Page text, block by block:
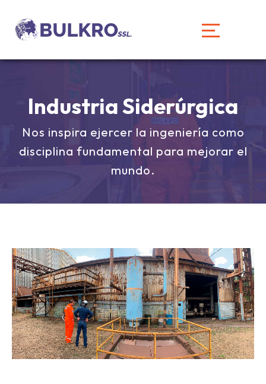
Industria Siderúrgica
Nos inspira ejercer la ingeniería como
disciplina fundamental para mejorar el
mundo.